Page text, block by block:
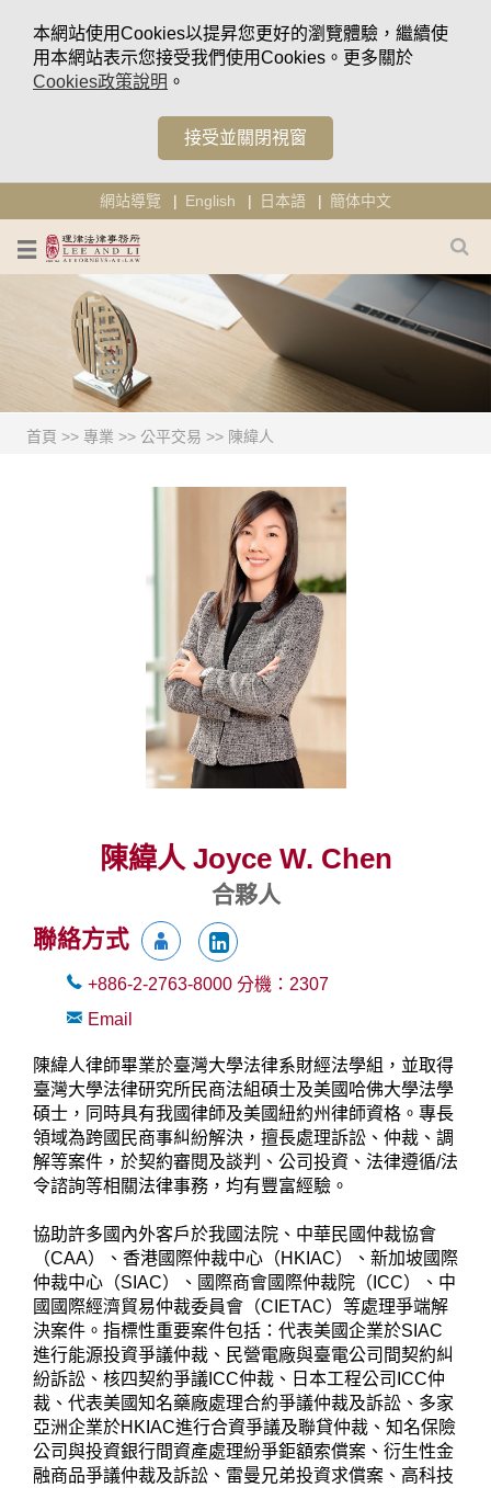
本網站使用Cookies以提昇您更好的瀏覽體驗，繼續使
用本網站表示您接受我們使用Cookies。更多關於
Cookies政策說明 。
接受並關閉視窗
網站導覽 English 日本語 簡体中文
首頁 >> 專業 >> 公平交易 >> 陳緯人
陳緯人 Joyce W. Chen
合夥人
聯絡方式
+886-2-2763-8000 分機： 2307
Email
陳緯人律師畢業於臺灣大學法律系財經法學組，並取得
臺灣大學法律研究所民商法組碩士及美國哈佛大學法學
碩士，同時具有我國律師及美國紐約州律師資格。專長
領域為跨國民商事糾紛解決，擅長處理訴訟、仲裁、調
解等案件，於契約審閱及談判、公司投資、法律遵循/法
令諮詢等相關法律事務，均有豐富經驗。
協助許多國內外客戶於我國法院、中華民國仲裁協會
（CAA）、香港國際仲裁中心（HKIAC）、新加坡國際
仲裁中心（SIAC）、國際商會國際仲裁院（ICC）、中
國國際經濟貿易仲裁委員會（CIETAC）等處理爭端解
決案件。指標性重要案件包括：代表美國企業於SIAC
進行能源投資爭議仲裁、民營電廠與臺電公司間契約糾
紛訴訟、核四契約爭議ICC仲裁、日本工程公司ICC仲
裁、代表美國知名藥廠處理合約爭議仲裁及訴訟、多家
亞洲企業於HKIAC進行合資爭議及聯貸仲裁、知名保險
公司與投資銀行間資產處理紛爭鉅額索償案、衍生性金
融商品爭議仲裁及訴訟、雷曼兄弟投資求償案、高科技